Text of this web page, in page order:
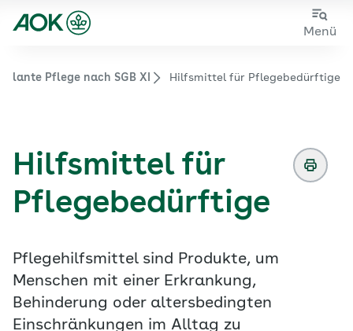
Zum
Zur
Menü
Zur Startseite von der Website aok.de/gp
Pflege nach SGB XI Hilfsmittel für Pflegebedürftige
Hilfsmittel für
Pflegebedürftige
Pflegehilfsmittel sind Produkte, um
Menschen mit einer Erkrankung,
Behinderung oder altersbedingten
Einschränkungen im Alltag zu